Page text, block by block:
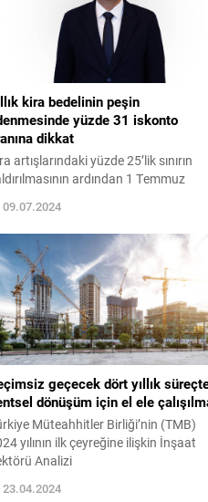
kira bedelinin peşin
yüzde 31 iskonto
dikkat
artışlarındaki yüzde 25’lik sınırın
ardından 1 Temmuz
yeni döneme geçildi. Kira
uygulanacak zam oranı
artık TÜFE on iki aylık
oranı dikkate alınıyor. Bu
yıllık peşin ödeme isteyen
kiracılar arasındaki
da sürüyor. Konuya
bulunan Denge
Müdür Yardımcısı...
09.07.2024
geçecek dört yıllık
dönüşüm için el ele
Müteahhitler Birliği’nin (TMB)
yılının ilk çeyreğine ilişkin İnşaat
Analizi
Cumhurbaşkanı Recep
Erdoğan’ın 31 Mart 2024 Yerel
23.04.2024